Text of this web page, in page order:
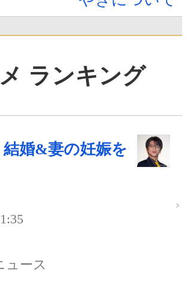
ランキング
結婚&妻の妊娠を
ュース